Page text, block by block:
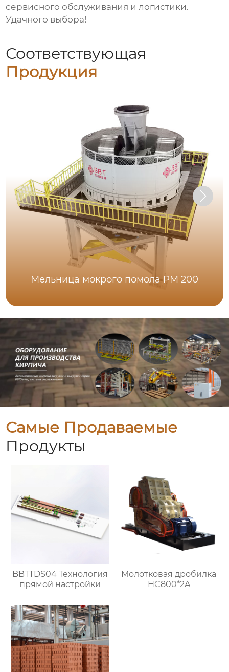
сервисного обслуживания и логистики.
Удачного выбора!
Соответствующая
Продукция
Мельница мокрого помола PM 200
Самые Продаваемые
Продукты
BBTTDS04 Технология
прямой настройки
Молотковая дробилка
HC800*2A